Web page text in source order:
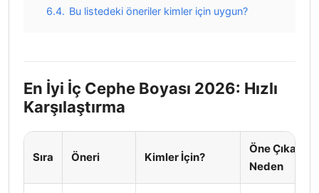
6.4. Bu listedeki öneriler kimler için uygun?
En İyi İç Cephe Boyası 2026: Hızlı
Karşılaştırma
Sıra Öneri Kimler İçin?
Öne Çıkan
Neden